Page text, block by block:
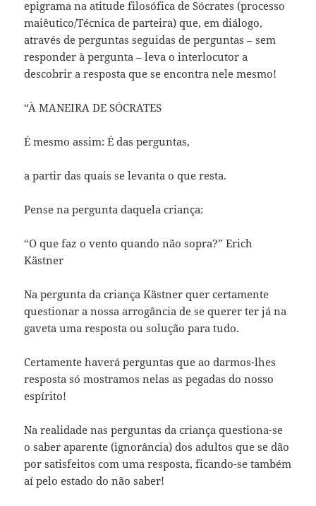
epigrama na atitude filosófica de Sócrates (processo
maiêutico/Técnica de parteira) que, em diálogo,
através de perguntas seguidas de perguntas – sem
responder à pergunta – leva o interlocutor a
descobrir a resposta que se encontra nele mesmo!
“À MANEIRA DE SÓCRATES
É mesmo assim: É das perguntas,
a partir das quais se levanta o que resta.
Pense na pergunta daquela criança:
“O que faz o vento quando não sopra?” Erich
Kästner
Na pergunta da criança Kästner quer certamente
questionar a nossa arrogância de se querer ter já na
gaveta uma resposta ou solução para tudo.
Certamente haverá perguntas que ao darmos-lhes
resposta só mostramos nelas as pegadas do nosso
espírito!
Na realidade nas perguntas da criança questiona-se
o saber aparente (ignorância) dos adultos que se dão
por satisfeitos com uma resposta, ficando-se também
aí pelo estado do não saber!